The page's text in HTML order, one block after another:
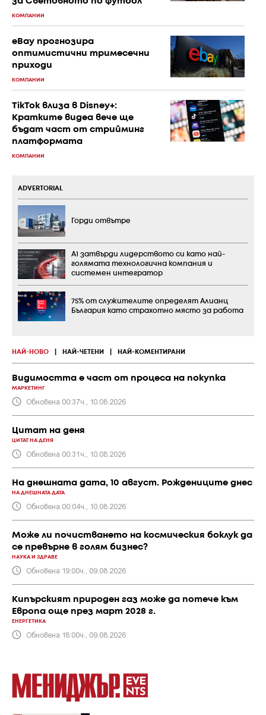
КОМПАНИИ
eBay прогнозира
оптимистични тримесечни
приходи
КОМПАНИИ
TikTok влиза в Disney+:
Кратките видеа вече ще
бъдат част от стрийминг
платформата
КОМПАНИИ
НАЙ-НОВО НАЙ-ЧЕТЕНИ НАЙ-КОМЕНТИРАНИ
Видимостта е част от процеса на покупка
МАРКЕТИНГ
Обновена 00:37ч., 10.08.2026
Цитат на деня
ЦИТАТ НА ДЕНЯ
Обновена 00:31ч., 10.08.2026
На днешната дата, 10 август. Рождениците днес
НА ДНЕШНАТА ДАТА
Обновена 00:04ч., 10.08.2026
Може ли почистването на космическия боклук да
се превърне в голям бизнес?
НАУКА И ЗДРАВЕ
Обновена 19:00ч., 09.08.2026
Кипърският природен газ може да потече към
Европа още през март 2028 г.
ЕНЕРГЕТИКА
Обновена 18:00ч., 09.08.2026
ADVERTORIAL
Горди отвътре
А1 затвърди лидерството си като най-
голямата технологична компания и
системен интегратор
75% от служителите определят Алианц
България като страхотно място за работа